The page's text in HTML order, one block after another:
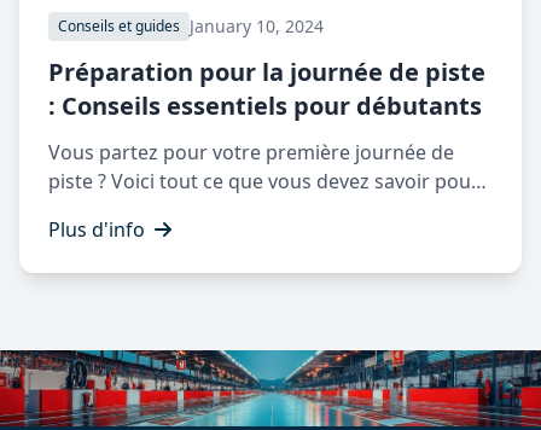
Conseils et guides January 10, 2024
Préparation pour la journée de piste
: Conseils essentiels pour débutants
Vous partez pour votre première journée de
piste ? Voici tout ce que vous devez savoir pour
Plus d'info